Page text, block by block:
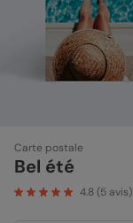
Carte postale
Bel été
4.8(5 avis)